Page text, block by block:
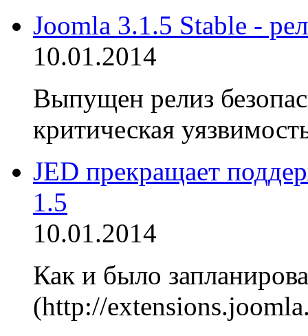
Joomla 3.1.5 Stable -
10.01.2014
Выпущен релиз
критическая
JED прекращает
1.5
10.01.2014
Как и было
(http://